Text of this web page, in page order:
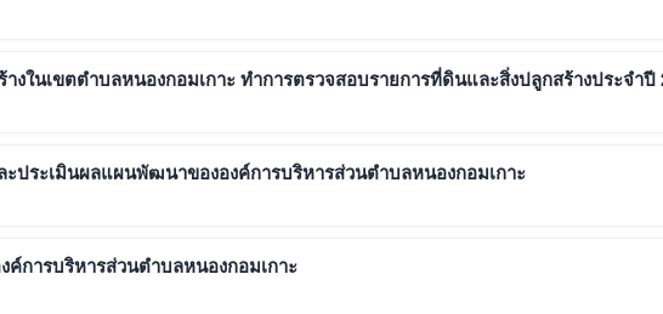
งในเขตตำบลหนองกอมเกาะ ทำการตรวจสอบรายการที่ดินและสิ่งปลูกสร้างประจำปี
ประเมินผลแผนพัฒนาขององค์การบริหารส่วนตำบลหนองกอมเกาะ
การบริหารส่วนตำบลหนองกอมเกาะ